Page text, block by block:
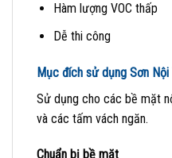
Hàm lượng VOC thấp
Dễ thi công
Mục đích sử dụng Sơn
Sử dụng cho các bề mặt
và các tấm vách ngăn.
Chuẩn bị bề mặt